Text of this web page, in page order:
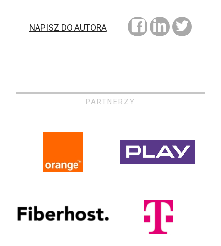
NAPISZ DO AUTORA
PARTNERZY